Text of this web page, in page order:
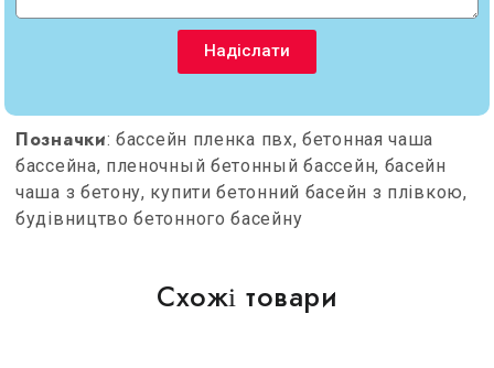
Надіслати
Позначки: бассейн пленка пвх, бетонная чаша
бассейна, пленочный бетонный бассейн, басейн
чаша з бетону, купити бетонний басейн з плівкою,
будівництво бетонного басейну
Схожі товари